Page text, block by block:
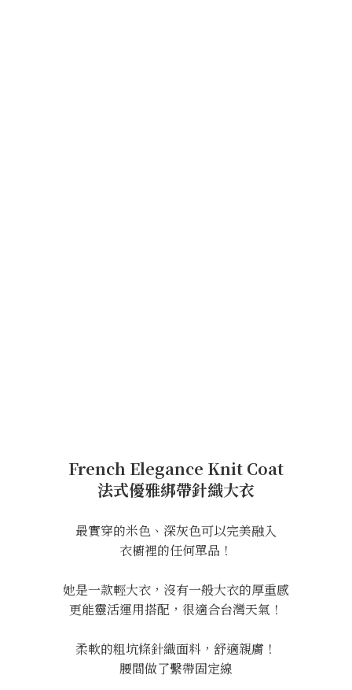
French Elegance Knit Coat
法式優雅綁帶針織大衣
最實穿的米色、深灰色可以完美融入
衣櫥裡的任何單品！
她是一款輕大衣，沒有一般大衣的厚重感
更能靈活運用搭配，很適合台灣天氣！
柔軟的粗坑條針織面料，舒適親膚！
腰間做了繫帶固定線